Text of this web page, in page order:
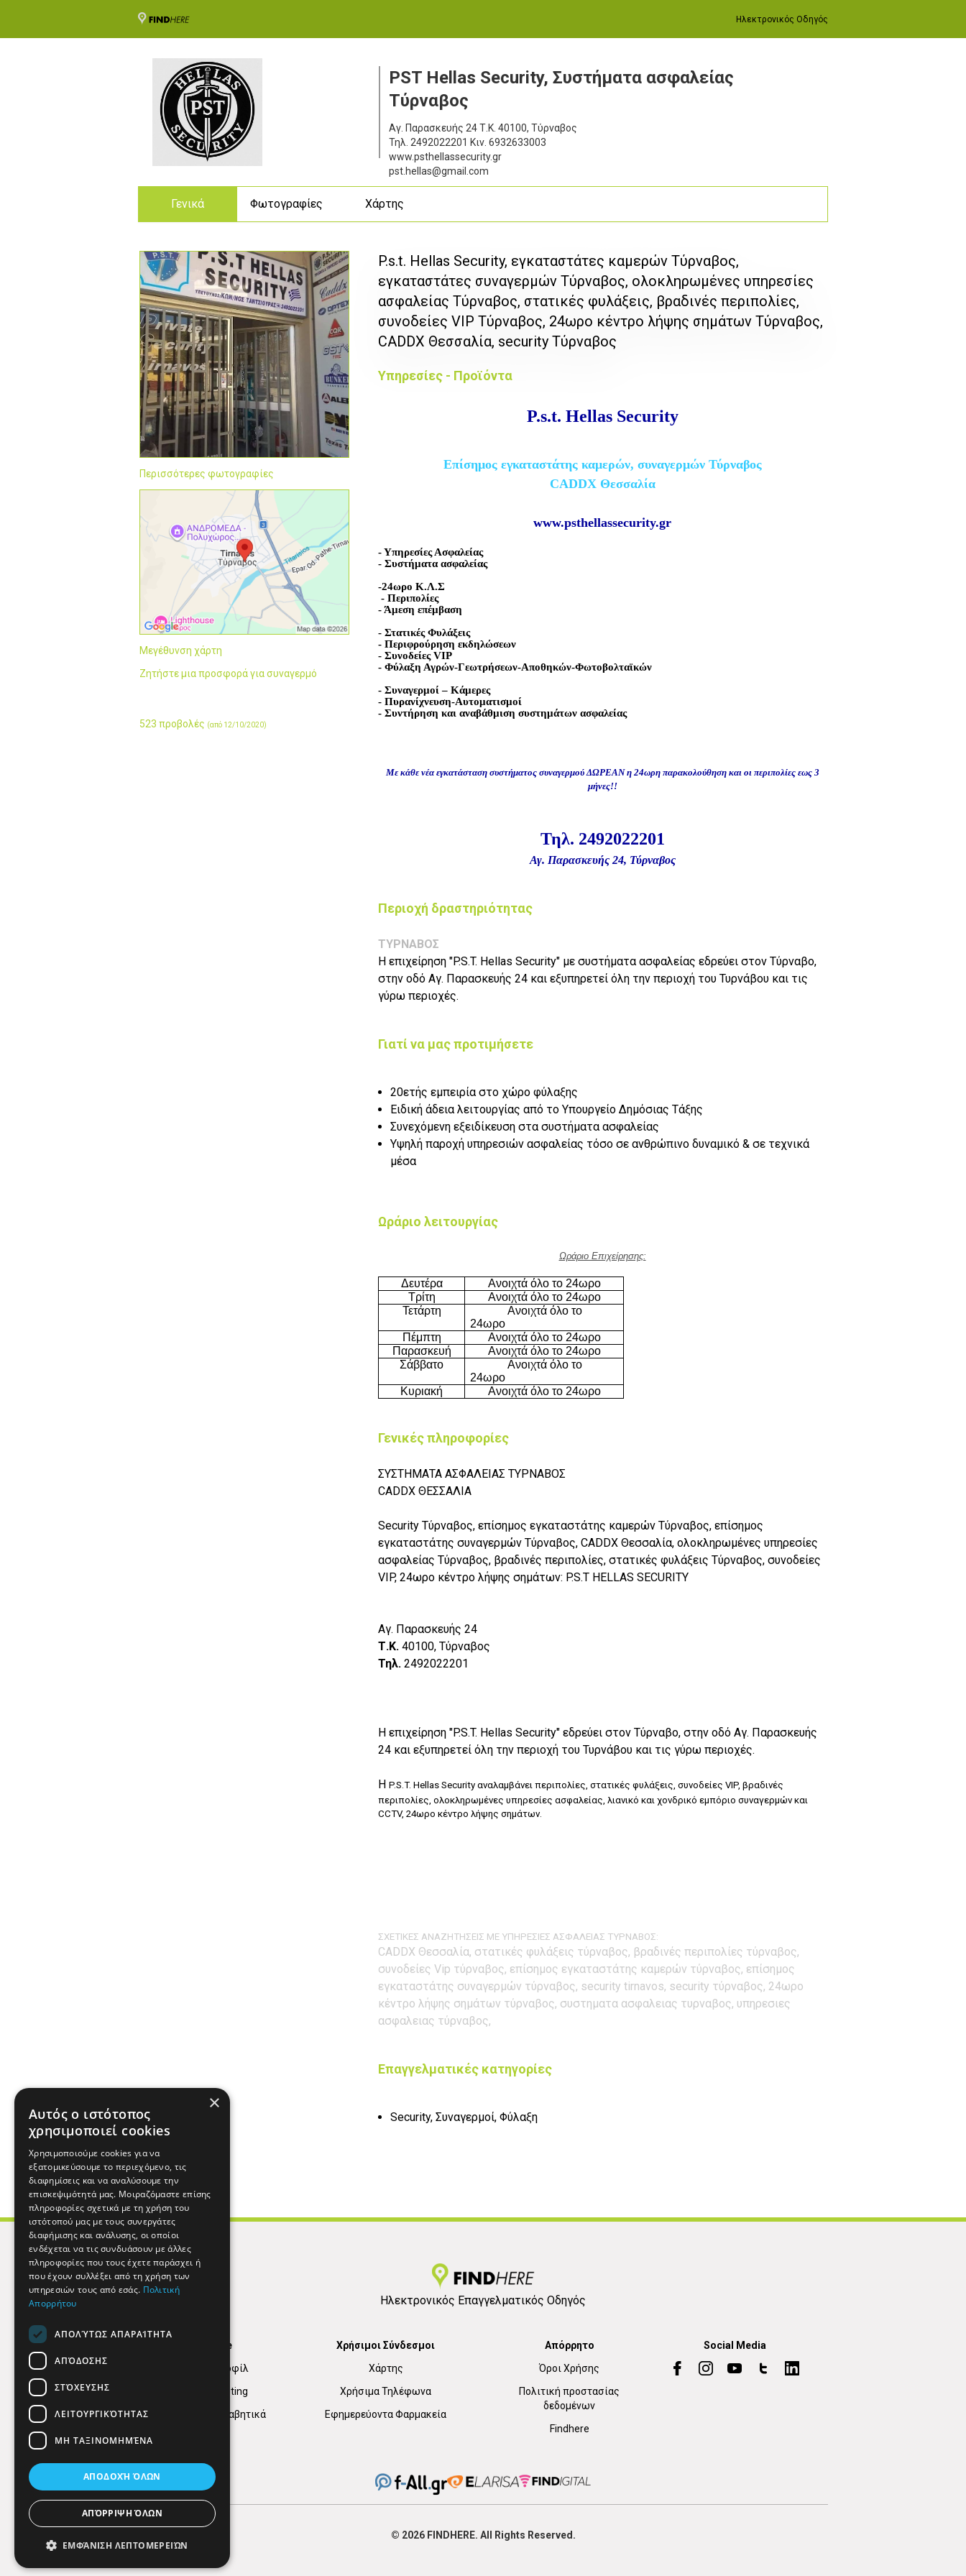
Ηλεκτρονικός Οδηγός
PST Hellas Security, Συστήματα ασφαλείας
Τύρναβος
Αγ. Παρασκευής 24 Τ.Κ. 40100, Τύρναβος
Τηλ. 2492022201 Κιν. 6932633003
www.psthellassecurity.gr
pst.hellas@gmail.com
Γενικά Φωτογραφίες Χάρτης
Περισσότερες φωτογραφίες
Μεγέθυνση χάρτη
Ζητήστε μια προσφορά για συναγερμό
523 προβολές (από 12/10/2020)
P.s.t. Hellas Security, εγκαταστάτες καμερών Τύρναβος,
εγκαταστάτες συναγερμών Τύρναβος, ολοκληρωμένες υπηρεσίες
ασφαλείας Τύρναβος, στατικές φυλάξεις, βραδινές περιπολίες,
συνοδείες VIP Τύρναβος, 24ωρο κέντρο λήψης σημάτων Τύρναβος,
CADDX Θεσσαλία, security Τύρναβος
Υπηρεσίες - Προϊόντα
P.s.t. Hellas Security
Επίσημος εγκαταστάτης καμερών, συναγερμών Τύρναβος
CADDX Θεσσαλία
www.psthellassecurity.gr
- Υπηρεσίες Ασφαλείας
- Συστήματα ασφαλείας
-24ωρο Κ.Λ.Σ
- Περιπολίες
- Άμεση επέμβαση
- Στατικές Φυλάξεις
- Περιφρούρηση εκδηλώσεων
- Συνοδείες VIP
- Φύλαξη Αγρών-Γεωτρήσεων-Αποθηκών-Φωτοβολταϊκών
- Συναγερμοί – Κάμερες
- Πυρανίχνευση-Αυτοματισμοί
- Συντήρηση και αναβάθμιση συστημάτων ασφαλείας
Με κάθε νέα εγκατάσταση συστήματος συναγερμού ΔΩΡΕΑΝ η 24ωρη παρακολούθηση και οι περιπολίες εως 3
μήνες!!
Τηλ. 2492022201
Αγ. Παρασκευής 24, Τύρναβος
Περιοχή δραστηριότητας
ΤΥΡΝΑΒΟΣ
Η επιχείρηση "P.S.T. Hellas Security" με συστήματα ασφαλείας εδρεύει στον Τύρναβο,
στην οδό Αγ. Παρασκευής 24 και εξυπηρετεί όλη την περιοχή του Τυρνάβου και τις
γύρω περιοχές.
Γιατί να μας προτιμήσετε
20ετής εμπειρία στο χώρο φύλαξης
Ειδική άδεια λειτουργίας από το Υπουργείο Δημόσιας Τάξης
Συνεχόμενη εξειδίκευση στα συστήματα ασφαλείας
Υψηλή παροχή υπηρεσιών ασφαλείας τόσο σε ανθρώπινο δυναμικό & σε τεχνικά
μέσα
Ωράριο λειτουργίας
Ωράριο Επιχείρησης:
Δευτέρα
Ανοιχτά όλο το 24ωρο
Τρίτη
Ανοιχτά όλο το 24ωρο
Τετάρτη
Ανοιχτά όλο το
24ωρο
Πέμπτη
Ανοιχτά όλο το 24ωρο
Παρασκευή
Ανοιχτά όλο το 24ωρο
Σάββατο
Ανοιχτά όλο το
24ωρο
Κυριακή
Ανοιχτά όλο το 24ωρο
Γενικές πληροφορίες
ΣΥΣΤΗΜΑΤΑ ΑΣΦΑΛΕΙΑΣ ΤΥΡΝΑΒΟΣ
CADDX ΘΕΣΣΑΛΙΑ
Security Τύρναβος, επίσημος εγκαταστάτης καμερών Τύρναβος, επίσημος
εγκαταστάτης συναγερμών Τύρναβος, CADDX Θεσσαλία, ολοκληρωμένες υπηρεσίες
ασφαλείας Τύρναβος, βραδινές περιπολίες, στατικές φυλάξεις Τύρναβος, συνοδείες
VIP, 24ωρο κέντρο λήψης σημάτων: P.S.T HELLAS SECURITY
Αγ. Παρασκευής 24
Τ.Κ. 40100, Τύρναβος
Τηλ. 2492022201
Η επιχείρηση "P.S.T. Hellas Security" εδρεύει στον Τύρναβο, στην οδό Αγ. Παρασκευής
24 και εξυπηρετεί όλη την περιοχή του Τυρνάβου και τις γύρω περιοχές.
Η P.S.T. Hellas Security αναλαμβάνει περιπολίες, στατικές φυλάξεις, συνοδείες VIP, βραδινές
περιπολίες, ολοκληρωμένες υπηρεσίες ασφαλείας, λιανικό και χονδρικό εμπόριο συναγερμών και
CCTV, 24ωρο κέντρο λήψης σημάτων.
ΣΧΕΤΙΚΕΣ ΑΝΑΖΗΤΗΣΕΙΣ ΜΕ ΥΠΗΡΕΣΙΕΣ ΑΣΦΑΛΕΙΑΣ ΤΥΡΝΑΒΟΣ:
CADDX Θεσσαλία, στατικές φυλάξεις τύρναβος, βραδινές περιπολίες τύρναβος,
συνοδείες Vip τύρναβος, επίσημος εγκαταστάτης καμερών τύρναβος, επίσημος
εγκαταστάτης συναγερμών τύρναβος, security tirnavos, security τύρναβος, 24ωρο
κέντρο λήψης σημάτων τύρναβος, συστηματα ασφαλειας τυρναβος, υπηρεσιες
ασφαλειας τύρναβος,
Επαγγελματικές κατηγορίες
Security, Συναγερμοί, Φύλαξη
Ηλεκτρονικός Επαγγελματικός Οδηγός
Find Here
Εταιρικό Προφίλ
Digital marketing
Κατηγορίες Αλφαβητικά
Χρήσιμοι Σύνδεσμοι
Χάρτης
Χρήσιμα Τηλέφωνα
Εφημερεύοντα Φαρμακεία
Απόρρητο
Όροι Χρήσης
Πολιτική προστασίας
δεδομένων
Findhere
Social Media
© 2026 FIND HERE. All Rights Reserved.
×
Αυτός ο ιστότοπος
χρησιμοποιεί cookies
Χρησιμοποιούμε cookies για να
εξατομικεύσουμε το περιεχόμενο, τις
διαφημίσεις και να αναλύσουμε την
επισκεψιμότητά μας. Μοιραζόμαστε επίσης
πληροφορίες σχετικά με τη χρήση του
ιστότοπού μας με τους συνεργάτες
διαφήμισης και ανάλυσης, οι οποίοι
ενδέχεται να τις συνδυάσουν με άλλες
πληροφορίες που τους έχετε παράσχει ή
που έχουν συλλέξει από τη χρήση των
υπηρεσιών τους από εσάς. Πολιτική
Απορρήτου
ΑΠΟΛΎΤΩΣ ΑΠΑΡΑΊΤΗΤΑ
ΑΠΌΔΟΣΗΣ
ΣΤΌΧΕΥΣΗΣ
ΛΕΙΤΟΥΡΓΙΚΌΤΗΤΑΣ
ΜΗ ΤΑΞΙΝΟΜΗΜΈΝΑ
ΑΠΟΔΟΧΉ ΌΛΩΝ
ΑΠΌΡΡΙΨΗ ΌΛΩΝ
ΕΜΦΆΝΙΣΗ ΛΕΠΤΟΜΕΡΕΙΏΝ